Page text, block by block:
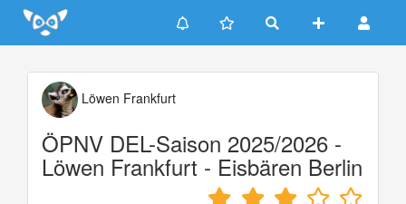
Update cookies preferences
Löwen Frankfurt
ÖPNV DEL-Saison 2025/2026 -
Löwen Frankfurt - Eisbären Berlin